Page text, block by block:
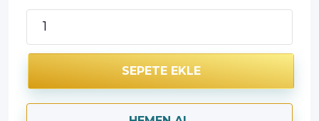
SEPETE EKLE